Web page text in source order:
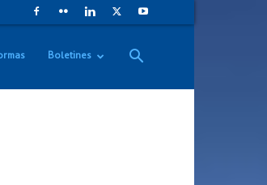
Boletines